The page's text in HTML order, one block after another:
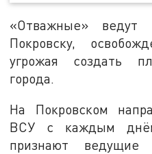
«Отважные»
Покровску,
угрожая создать
города.
На Покровском
ВСУ с каждым
признают ведущие